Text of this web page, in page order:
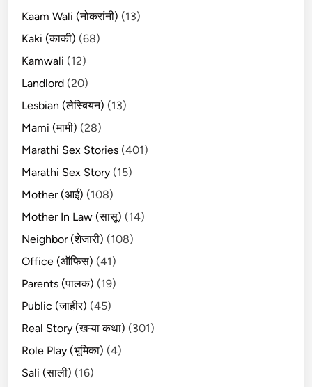
Kaam Wali (नोकरांनी) (13)
Kaki (काकी) (68)
Kamwali (12)
Landlord (20)
Lesbian (लेस्बियन) (13)
Mami (मामी) (28)
Marathi Sex Stories (401)
Marathi Sex Story (15)
Mother (आई) (108)
Mother In Law (सासू) (14)
Neighbor (शेजारी) (108)
Office (ऑफिस) (41)
Parents (पालक) (19)
Public (जाहीर) (45)
Real Story (खऱ्या कथा) (301)
Role Play (भूमिका) (4)
Sali (साली) (16)